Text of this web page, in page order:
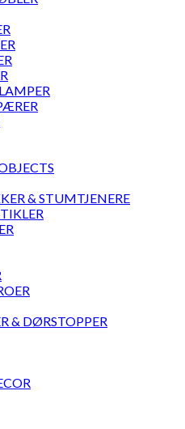
& STUMTJENERE
& DØRSTOPPER